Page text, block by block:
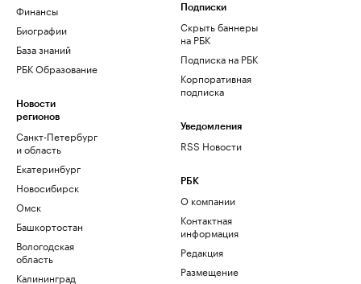
Финансы
Биографии
База знаний
РБК Образование
Новости
регионов
Санкт-Петербург
и область
Екатеринбург
Новосибирск
Омск
Башкортостан
Вологодская
область
Калининград
Подписки
Скрыть баннеры
на РБК
Подписка на РБК
Корпоративная
подписка
Уведомления
RSS Новости
РБК
О компании
Контактная
информация
Редакция
Размещение